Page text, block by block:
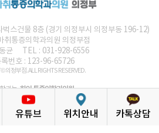
스건물 8층 (경기 의정부시 의정부동 196-12)
취통증의학과의원 의정부점
균
TEL : 031-928-6556
록번호 : 123-96-65726
의정부점. ALL RIGHTS RESERVED.
과는 화인 통증의학과의원
유튜브 위치안내 카톡상담